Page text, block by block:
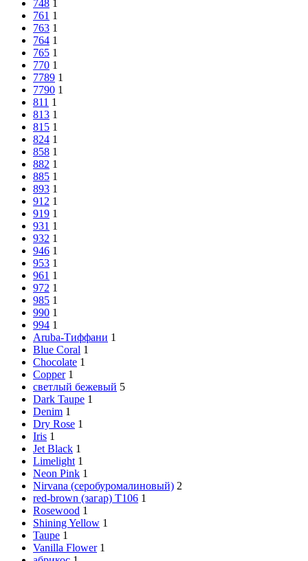
748 1
761 1
763 1
764 1
765 1
770 1
7789 1
7790 1
811 1
813 1
815 1
824 1
858 1
882 1
885 1
893 1
912 1
919 1
931 1
932 1
946 1
953 1
961 1
972 1
985 1
990 1
994 1
Aruba-Тиффани 1
Blue Coral 1
Chocolate 1
Copper 1
cветлый бежевый 5
Dark Taupe 1
Denim 1
Dry Rose 1
Iris 1
Jet Black 1
Limelight 1
Neon Pink 1
Nirvana (серобуромалиновый) 2
red-brown (загар) Т106 1
Rosewood 1
Shining Yellow 1
Taupe 1
Vanilla Flower 1